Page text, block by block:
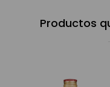
Productos